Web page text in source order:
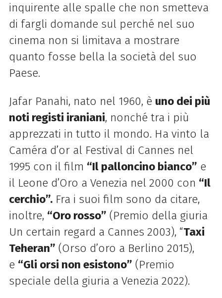
inquirente alle spalle che non smetteva
di fargli domande sul perché nel suo
cinema non si limitava a mostrare
quanto fosse bella la società del suo
Paese.
Jafar Panahi, nato nel 1960, è uno dei più
noti registi iraniani, nonché tra i più
apprezzati in tutto il mondo. Ha vinto la
Caméra d’or al Festival di Cannes nel
1995 con il film “Il palloncino bianco” e
il Leone d’Oro a Venezia nel 2000 con “Il
cerchio”.Fra i suoi film sono da citare,
inoltre, “Oro rosso” (Premio della giuria
Un certain regard a Cannes 2003), “Taxi
Teheran” (Orso d’oro a Berlino 2015),
e “Gli orsi non esistono” (Premio
speciale della giuria a Venezia 2022).